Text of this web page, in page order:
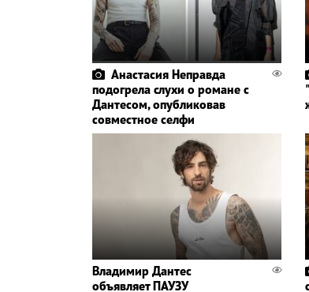
Анастасия Неправда
подогрела слухи о романе с
Дантесом, опубликовав
совместное селфи
Владимир Дантес
объявляет ПАУЗУ